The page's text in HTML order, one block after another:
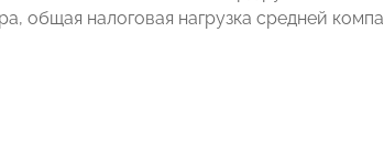
общая налоговая нагрузка средней